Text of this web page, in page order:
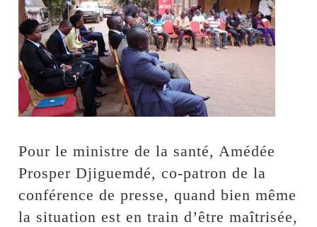
Pour le ministre de la santé, Amédée
Prosper Djiguemdé, co-patron de la
conférence de presse, quand bien même
la situation est en train d’être maîtrisée,